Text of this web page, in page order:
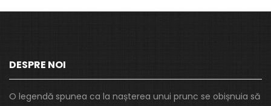
DESPRE NOI
O legendă spunea ca la nașterea unui prunc se obișnuia să